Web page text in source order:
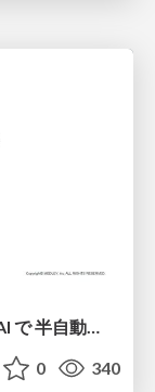
Terraform Provider for TROCCO × AI で 半自動化する複数プロダクトの連携運用 / Semi-Automating Multi-Product Data Integration Ops with the Terraform Provider for TROCCO × AI
0 340